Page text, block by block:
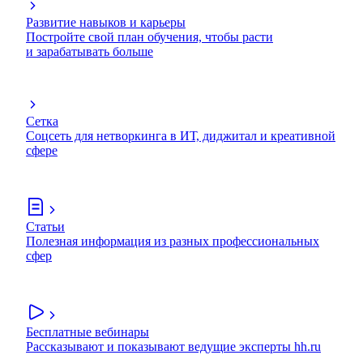
Развитие навыков и карьеры
Постройте свой план обучения, чтобы расти
и зарабатывать больше
Сетка
Соцсеть для нетворкинга в ИТ, диджитал и креативной
сфере
Статьи
Полезная информация из разных профессиональных
сфер
Бесплатные вебинары
Рассказывают и показывают ведущие эксперты hh.ru